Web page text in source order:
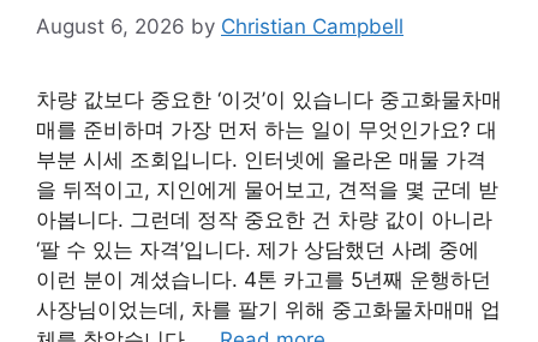
August 6, 2026 by Christian Campbell
차량 값보다 중요한 ‘이것’이 있습니다 중고화물차매
매를 준비하며 가장 먼저 하는 일이 무엇인가요? 대
부분 시세 조회입니다. 인터넷에 올라온 매물 가격
을 뒤적이고, 지인에게 물어보고, 견적을 몇 군데 받
아봅니다. 그런데 정작 중요한 건 차량 값이 아니라
‘팔 수 있는 자격’입니다. 제가 상담했던 사례 중에
이런 분이 계셨습니다. 4톤 카고를 5년째 운행하던
사장님이었는데, 차를 팔기 위해 중고화물차매매 업